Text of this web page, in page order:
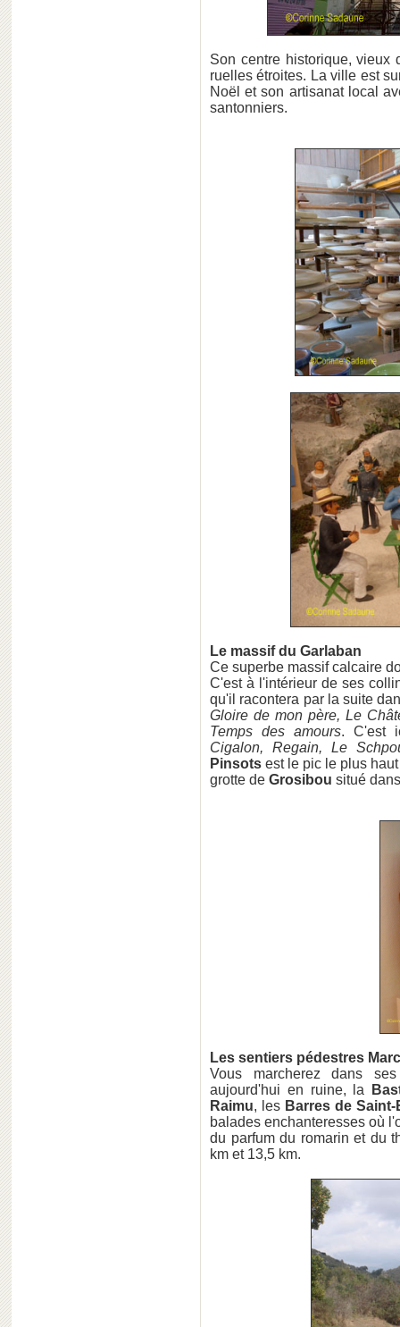
Son centre historique, vieux
ruelles étroites. La ville est
Noël et son artisanat local
santonniers.
Le massif du Garlaban
Ce superbe massif calcaire
C'est à l'intérieur de ses
qu'il racontera par la suite
Gloire de mon père, Le
Temps des amours. C'est
Cigalon, Regain, Le
Pinsots est le pic le plus
grotte de Grosibou situé
Les sentiers pédestres
Vous marcherez dans
aujourd'hui en ruine, la
Raimu, les Barres de
balades enchanteresses où
du parfum du romarin et du
km et 13,5 km.